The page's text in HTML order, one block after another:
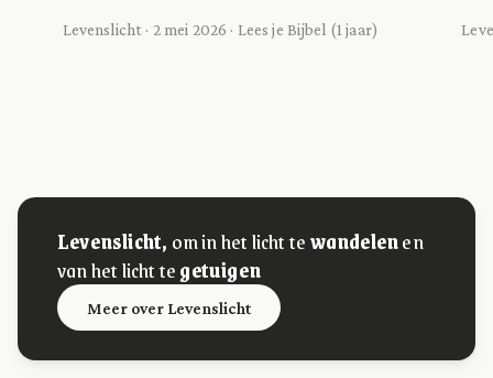
Levenslicht · 2 mei 2026 · Lees je Bijbel (1 jaar)
Levenslicht, om in het licht tewandelenen
van het licht tegetuigen
Meer over Levenslicht